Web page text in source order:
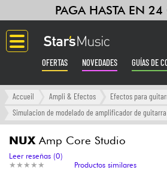
PAGA HASTA EN 24
OFERTAS NOVEDADES GUÍAS DE
Langue
Ampli & Efectos
Accueil Ampli & Efectos
Efectos para
Simulacion de modelado de amplificador de guitarra
NUX Amp Core Studio
★ ★ ★ ★ ★
★ ★ ★ ★ ★
Leer reseñas (0)
Productos similares